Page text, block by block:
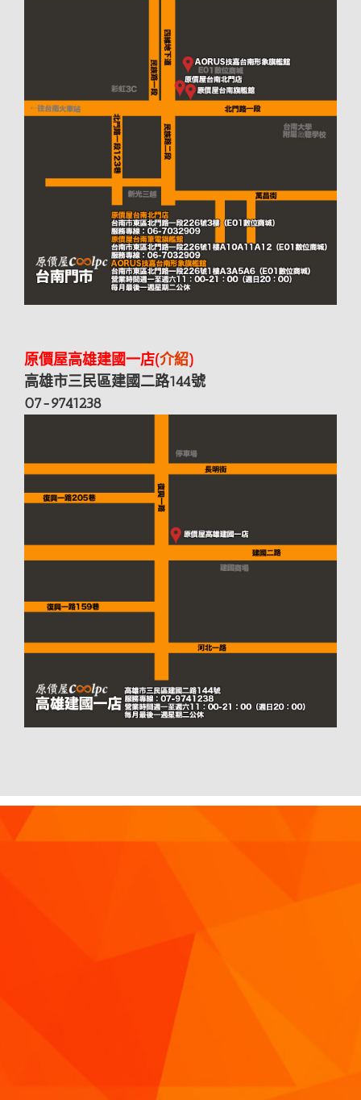
原價屋高雄建國一店(介紹)
高雄市三民區建國二路144號
07-9741238